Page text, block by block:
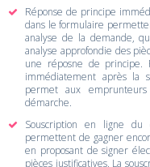
Réponse de principe
dans le formulaire
analyse de la demande,
analyse approfondie des
une réposne de principe.
immédiatement après la
permet aux
démarche.
Souscription en ligne du
permettent de gagner
en proposant de signer
pièces justificatives. La